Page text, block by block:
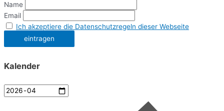
Name
Email
Ich akzeptiere die Datenschutzregeln dieser Webseite
Kalender